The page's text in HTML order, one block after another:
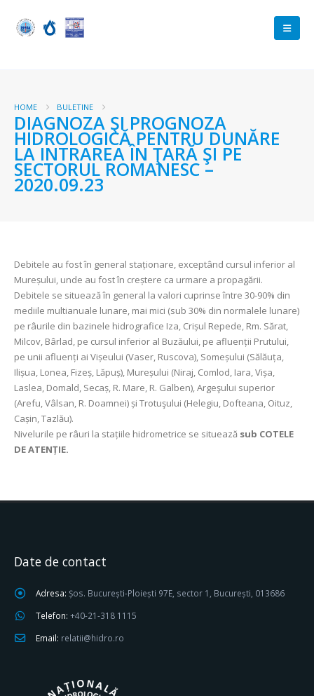
HOME BULETINE
DIAGNOZA ŞI PROGNOZA
HIDROLOGICĂ PENTRU DUNĂRE
LA INTRAREA ÎN ŢARĂ ŞI PE
SECTORUL ROMANESC –
2020.09.23
Debitele au fost în general staționare, exceptând cursul inferior al
Mureșului, unde au fost în creștere ca urmare a propagării.
Debitele se situează în general la valori cuprinse între 30-90% din
mediile multianuale lunare, mai mici (sub 30% din normalele lunare)
pe râurile din bazinele hidrografice Iza, Crișul Repede, Rm. Sărat,
Milcov, Bârlad, pe cursul inferior al Buzăului, pe afluenții Prutului,
pe unii afluenți ai Vișeului (Vaser, Ruscova), Someșului (Sălăuța,
Ilișua, Lonea, Fizeș, Lăpuș), Mureșului (Niraj, Comlod, Iara, Vișa,
Laslea, Domald, Secaș, R. Mare, R. Galben), Argeşului superior
(Arefu, Vâlsan, R. Doamnei) și Trotuşului (Helegiu, Dofteana, Oituz,
Cașin, Tazlău).
Nivelurile pe râuri la stațiile hidrometrice se situează sub COTELE
DE ATENȚIE.
Date de contact
Adresa: Șos. București-Ploiești 97E, sector 1, București, 013686
Telefon: +40-21-318 1115
Email: relatii@hidro.ro